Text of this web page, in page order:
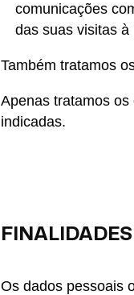
comunicações
das suas visitas à
Também tratamos
Apenas tratamos
indicadas.
Os dados pessoais